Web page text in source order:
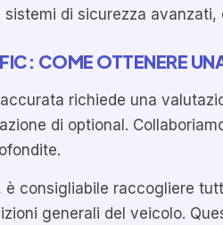
di sicurezza
COME OTTENERE
accurata richiede una
di optional.
è consigliabile raccogliere
generali del veicolo.